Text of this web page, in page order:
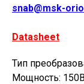
snab@msk-
Datasheet
Тип
Мощность: